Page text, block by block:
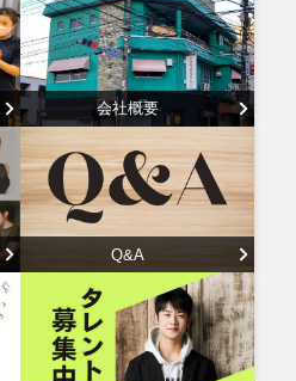
会社概要
Q&A